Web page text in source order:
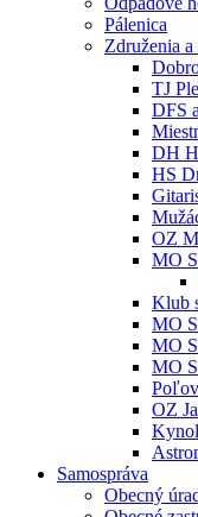
Pálenica
Združenia
TJ
DFS
DH
HS
OZ
MO
Klub
MO
MO
MO
OZ
Samospráva
Obecný